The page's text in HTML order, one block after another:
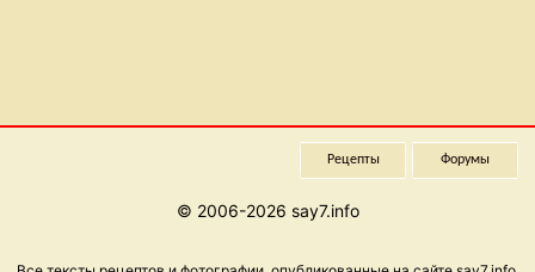
Рецепты Форумы
© 2006-2026 say7.info